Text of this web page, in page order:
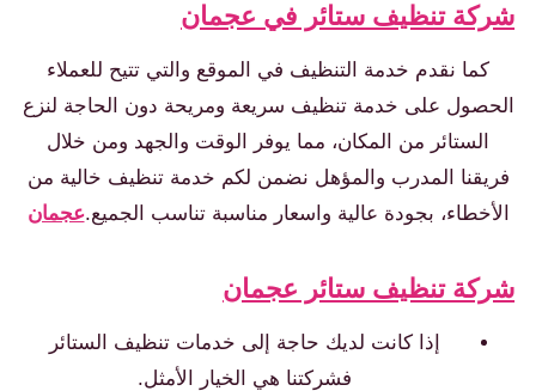
شركة تنظيف ستائر في عجمان
كما نقدم خدمة التنظيف في الموقع والتي تتيح للعملاء
الحصول على خدمة تنظيف سريعة ومريحة دون الحاجة لنزع
الستائر من المكان، مما يوفر الوقت والجهد ومن خلال
فريقنا المدرب والمؤهل نضمن لكم خدمة تنظيف خالية من
الأخطاء، بجودة عالية واسعار مناسبة تناسب الجميع.عجمان
شركة تنظيف ستائر عجمان
إذا كانت لديك حاجة إلى خدمات تنظيف الستائر
فشركتنا هي الخيار الأمثل.